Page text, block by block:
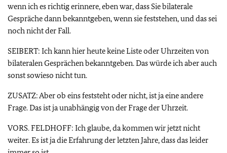
wenn ich es richtig erinnere, eben war, dass Sie bilaterale
Gespräche dann bekanntgeben, wenn sie feststehen, und das sei
noch nicht der Fall.
SEIBERT: Ich kann hier heute keine Liste oder Uhrzeiten von
bilateralen Gesprächen bekanntgeben. Das würde ich aber auch
sonst sowieso nicht tun.
ZUSATZ: Aber ob eins feststeht oder nicht, ist ja eine andere
Frage. Das ist ja unabhängig von der Frage der Uhrzeit.
VORS. FELDHOFF: Ich glaube, da kommen wir jetzt nicht
weiter. Es ist ja die Erfahrung der letzten Jahre, dass das leider